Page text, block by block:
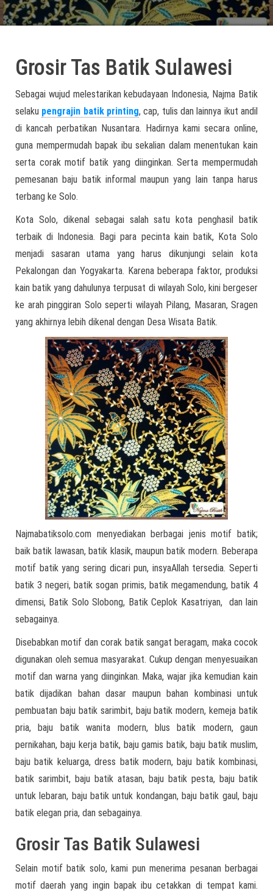
Grosir Tas Batik Sulawesi
Sebagai wujud melestarikan kebudayaan Indonesia, Najma Batik
selaku pengrajin batik printing, cap, tulis dan lainnya ikut andil
di kancah perbatikan Nusantara. Hadirnya kami secara online,
guna mempermudah bapak ibu sekalian dalam menentukan kain
serta corak motif batik yang diinginkan. Serta mempermudah
pemesanan baju batik informal maupun yang lain tanpa harus
terbang ke Solo.
Kota Solo, dikenal sebagai salah satu kota penghasil batik
terbaik di Indonesia. Bagi para pecinta kain batik, Kota Solo
menjadi sasaran utama yang harus dikunjungi selain kota
Pekalongan dan Yogyakarta. Karena beberapa faktor, produksi
kain batik yang dahulunya terpusat di wilayah Solo, kini bergeser
ke arah pinggiran Solo seperti wilayah Pilang, Masaran, Sragen
yang akhirnya lebih dikenal dengan Desa Wisata Batik.
Najmabatiksolo.com menyediakan berbagai jenis motif batik;
baik batik lawasan, batik klasik, maupun batik modern. Beberapa
motif batik yang sering dicari pun, insyaAllah tersedia. Seperti
batik 3 negeri, batik sogan primis, batik megamendung, batik 4
dimensi, Batik Solo Slobong, Batik Ceplok Kasatriyan, dan lain
sebagainya.
Disebabkan motif dan corak batik sangat beragam, maka cocok
digunakan oleh semua masyarakat. Cukup dengan menyesuaikan
motif dan warna yang diinginkan. Maka, wajar jika kemudian kain
batik dijadikan bahan dasar maupun bahan kombinasi untuk
pembuatan baju batik sarimbit, baju batik modern, kemeja batik
pria, baju batik wanita modern, blus batik modern, gaun
pernikahan, baju kerja batik, baju gamis batik, baju batik muslim,
baju batik keluarga, dress batik modern, baju batik kombinasi,
batik sarimbit, baju batik atasan, baju batik pesta, baju batik
untuk lebaran, baju batik untuk kondangan, baju batik gaul, baju
batik elegan pria, dan sebagainya.
Grosir Tas Batik Sulawesi
Selain motif batik solo, kami pun menerima pesanan berbagai
motif daerah yang ingin bapak ibu cetakkan di tempat kami.